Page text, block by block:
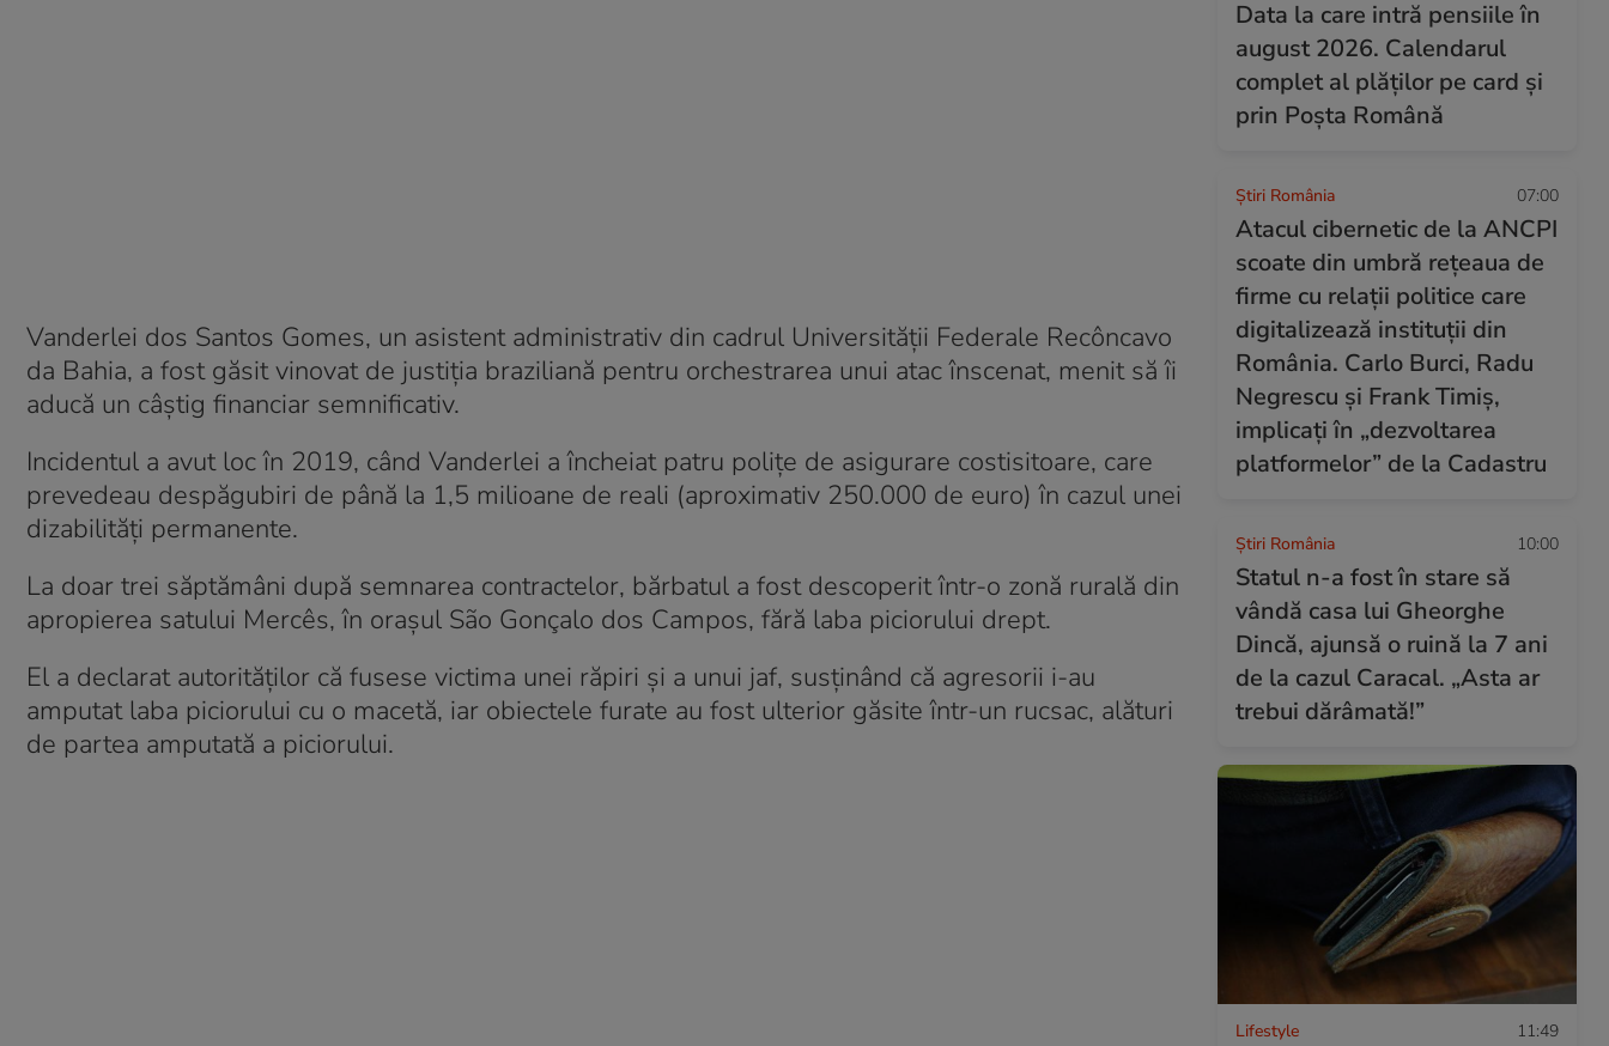
Vanderlei dos Santos Gomes, un asistent administrativ din cadrul Universității Federale Recôncavo
da Bahia, a fost găsit vinovat de justiția braziliană pentru orchestrarea unui atac înscenat, menit să îi
aducă un câștig financiar semnificativ.
Incidentul a avut loc în 2019, când Vanderlei a încheiat patru polițe de asigurare costisitoare, care
prevedeau despăgubiri de până la 1,5 milioane de reali (aproximativ 250.000 de euro) în cazul unei
dizabilități permanente.
La doar trei săptămâni după semnarea contractelor, bărbatul a fost descoperit într-o zonă rurală din
apropierea satului Mercês, în orașul São Gonçalo dos Campos, fără laba piciorului drept.
El a declarat autorităților că fusese victima unei răpiri și a unui jaf, susținând că agresorii i-au
amputat laba piciorului cu o macetă, iar obiectele furate au fost ulterior găsite într-un rucsac, alături
de partea amputată a piciorului.
Data la care intră pensiile în
august 2026. Calendarul
complet al plăților pe card și
prin Poșta Română
Știri România 07:00
Atacul cibernetic de la ANCPI
scoate din umbră rețeaua de
firme cu relații politice care
digitalizează instituții din
România. Carlo Burci, Radu
Negrescu și Frank Timiș,
implicați în „dezvoltarea
platformelor” de la Cadastru
Știri România 10:00
Statul n-a fost în stare să
vândă casa lui Gheorghe
Dincă, ajunsă o ruină la 7 ani
de la cazul Caracal. „Asta ar
trebui dărâmată!”
Lifestyle 11:49